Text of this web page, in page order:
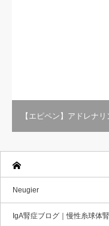
【エピペン】アドレナ
Neugier
IgA腎症ブログ｜慢性糸球体